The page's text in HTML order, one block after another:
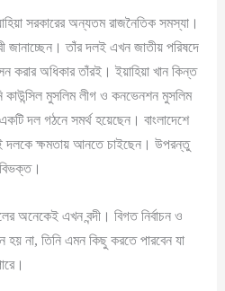
সরকারের অন্যতম রাজনৈতিক সমস্যা।
জানাচ্ছেন। তাঁর দলই এখন জাতীয় পরিষদে
করার অধিকার তাঁরই। ইয়াহিয়া খান কিন্ত
কাউন্সিল মুসলিম লীগ ও কনভেনশন মুসলিম
দল গঠনে সমর্থ হয়েছেন। বাংলাদেশে
এই দলকে ক্ষমতায় আনতে চাইছেন। উপরন্তু
অনেকেই এখন বন্দী। বিগত নির্বাচন ও
হয় না, তিনি এমন কিছু করতে পারবেন যা